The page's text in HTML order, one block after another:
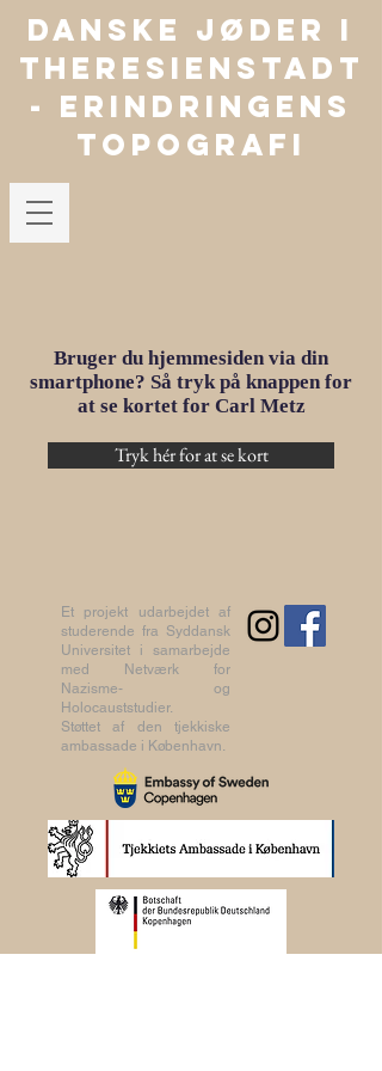
Danske jøder i
Theresienstadt
- Erindringens
Topografi
Bruger du hjemmesiden via din
smartphone? Så tryk på knappen for
at se kortet for Carl Metz
Tryk hér for at se kort
Et projekt udarbejdet af
studerende fra Syddansk
Universitet i samarbejde
med Netværk for
Nazisme- og
Holocauststudier.
Støttet af den tjekkiske
ambassade i København.